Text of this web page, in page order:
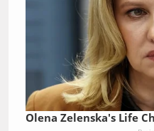
Olena Zelenska's Life